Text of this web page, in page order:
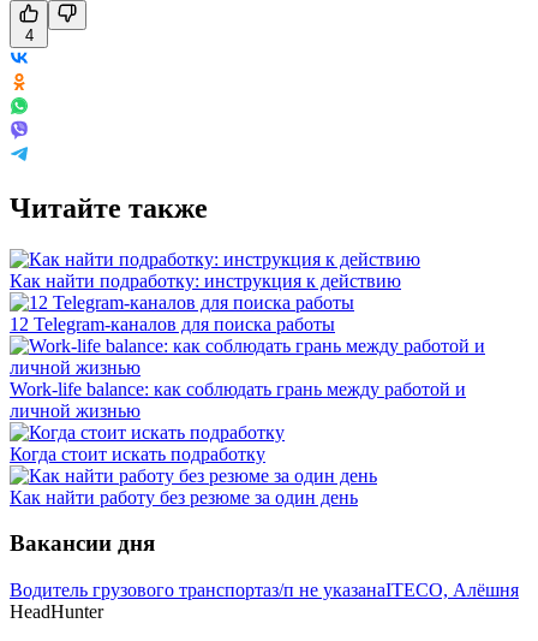
4
Читайте также
Как найти подработку: инструкция к действию
12 Telegram-каналов для поиска работы
Work-life balance: как соблюдать грань между работой и
личной жизнью
Когда стоит искать подработку
Как найти работу без резюме за один день
Вакансии дня
Водитель грузового транспортаз/п не указанаITECO, Алёшня
HeadHunter